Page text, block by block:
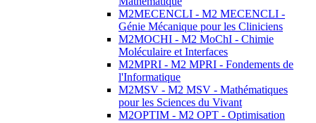
M2MECENCLI - M2 MECENCLI -
Génie Mécanique pour les Cliniciens
M2MOCHI - M2 MoChI - Chimie
Moléculaire et Interfaces
M2MPRI - M2 MPRI - Fondements de
l'Informatique
M2MSV - M2 MSV - Mathématiques
pour les Sciences du Vivant
M2OPTIM - M2 OPT - Optimisation